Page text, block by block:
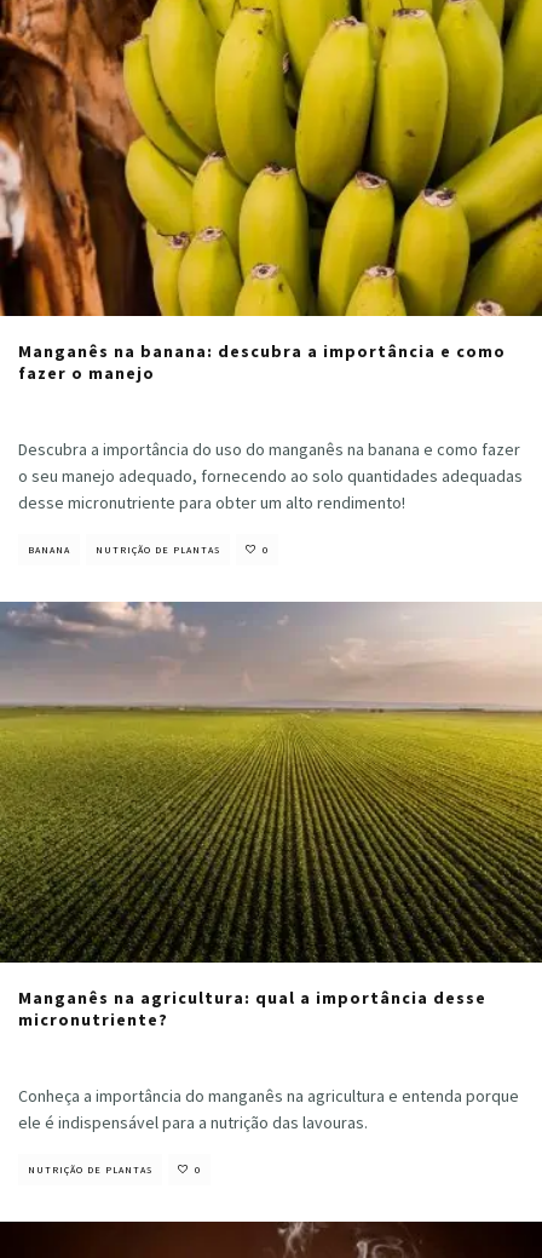
Manganês na banana: descubra a importância e como
fazer o manejo
Descubra a importância do uso do manganês na banana e como fazer
o seu manejo adequado, fornecendo ao solo quantidades adequadas
desse micronutriente para obter um alto rendimento!
BANANA NUTRIÇÃO DE PLANTAS 0
Manganês na agricultura: qual a importância desse
micronutriente?
Conheça a importância do manganês na agricultura e entenda porque
ele é indispensável para a nutrição das lavouras.
NUTRIÇÃO DE PLANTAS 0